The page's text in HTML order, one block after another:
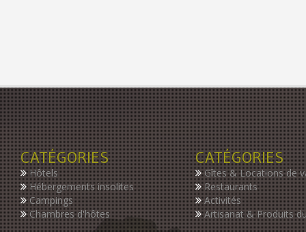
CATÉGORIES
Hôtels
Hébergements insolites
Campings
Chambres d'hôtes
CATÉGORIES
Gîtes & Locations de
Restaurants
Activités
Artisanat & Produits